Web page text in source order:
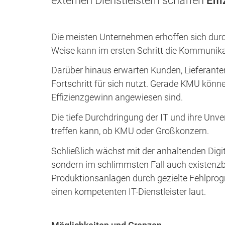
Die meisten Unternehmen erhoffen sich
Weise kann im ersten Schritt die
Darüber hinaus erwarten Kunden,
Fortschritt für sich nutzt. Gerade KMU
Effizienzgewinn angewiesen sind.
Die tiefe Durchdringung der IT und ihre
treffen kann, ob KMU oder Großkonzern.
Schließlich wächst mit der anhaltenden
sondern im schlimmsten Fall auch
Produktionsanlagen durch gezielte
einen kompetenten IT-Dienstleister laut.